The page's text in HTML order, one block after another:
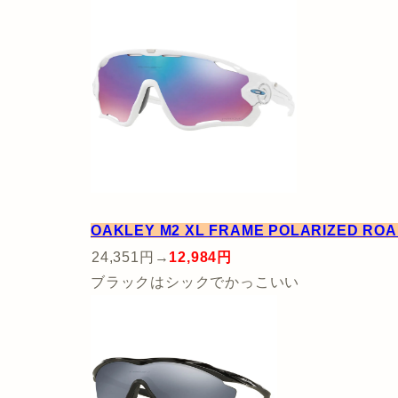
OAKLEY M2 XL FRAME POLARIZED
24,351円→ 12,984円
ブラックはシックでかっこいい